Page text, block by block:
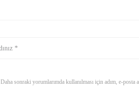
Daha sonraki yorumlarımda kullanılması için adım, e-posta